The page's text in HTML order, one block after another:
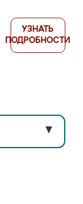
УЗНАТЬ
ПОДРОБНОСТИ
▼